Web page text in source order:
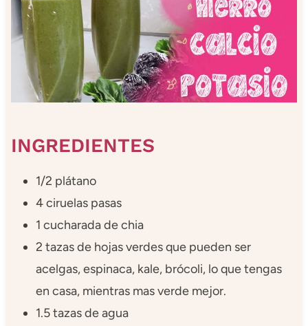
INGREDIENTES
1/2 plátano
4 ciruelas pasas
1 cucharada de chia
2 tazas de hojas verdes que pueden ser
acelgas, espinaca, kale, brócoli, lo que tengas
en casa, mientras mas verde mejor.
1.5 tazas de agua